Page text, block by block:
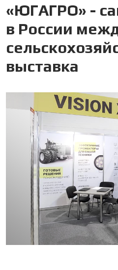
«ЮГАГРО» -
в России
выставка